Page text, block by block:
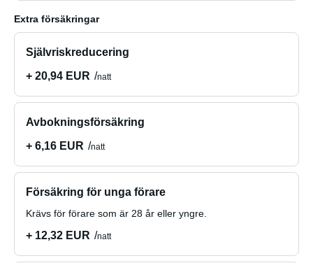
Extra försäkringar
Självriskreducering
+ 20,94 EUR
natt
Avbokningsförsäkring
+ 6,16 EUR
natt
Försäkring för unga förare
Krävs för förare som är 28 år eller yngre.
+ 12,32 EUR natt